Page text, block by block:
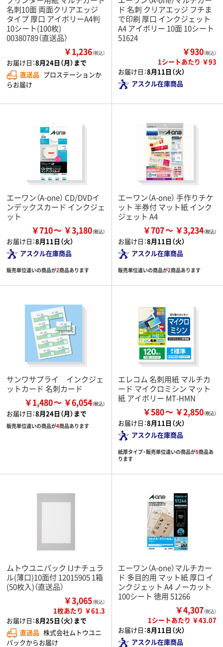
名刺10面 両面クリアエッジ
タイプ 厚口 アイボリーA4判
10シート(100枚)
00380789（直送品）
￥1,236（税込）
お届け日：8月24日（月）まで
直送品 プロステーションか
らお届け
ド 名刺 クリアエッジ フチま
で印刷 厚口 インクジェット
A4 アイボリー 10面 10シート
51624
￥930（税込）
1シートあたり ￥93
お届け日：8月11日（火）
アスクル在庫商品
エーワン（A-one） CD/DVDイ
ンデックスカード インクジェ
ット
￥710 ￥3,180
お届け日：8月11日（火）
アスクル在庫商品
販売単位違いの商品が2商品あります
エーワン（A-one） 手作りチケ
ット 半券付 マット紙 インク
ジェット A4
￥707 ￥3,234
お届け日：8月11日（火）
アスクル在庫商品
販売単位違いの商品が2商品あります
サンワサプライ インクジェ
ットカード 名刺カード
￥1,480 ￥6,054
お届け日：8月24日（月）まで
販売単位違いの商品が4商品あります
エレコム 名刺用紙 マルチカ
ード マイクロミシン マット
紙 アイボリー MT-HMN
￥580 ￥2,850
お届け日：8月11日（火）
アスクル在庫商品
紙厚タイプ・販売単位違いの商品が5商品あ
ります
ムトウユニパック IJナチュラ
ル(薄口)10面付 12015905 1箱
(50枚入)（直送品）
￥3,065（税込）
1枚あたり ￥61.3
お届け日：8月25日（火）まで
直送品 株式会社ムトウユニ
パックからお届け
エーワン（A-one）マルチカー
ド 多目的用 マット紙 厚口 イ
ンクジェット A4 ノーカット
100シート 徳用 51266
￥4,307（税込）
1シートあたり ￥43.07
お届け日：8月11日（火）
アスクル在庫商品